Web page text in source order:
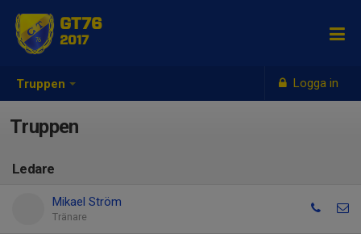
Truppen Logga in
GT76
2017
Truppen
Ledare
Mikael Ström
Tränare